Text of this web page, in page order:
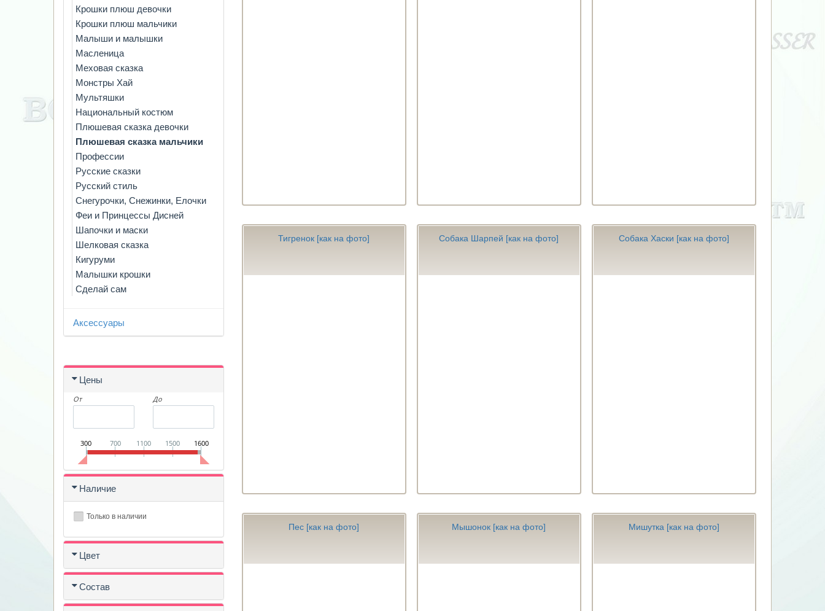
Крошки плюш девочки
Крошки плюш мальчики
Малыши и малышки
Масленица
Меховая сказка
Монстры Хай
Мультяшки
Национальный костюм
Плюшевая сказка девочки
Плюшевая сказка мальчики
Профессии
Русские сказки
Русский стиль
Снегурочки, Снежинки, Елочки
Феи и Принцессы Дисней
Шапочки и маски
Шелковая сказка
Кигуруми
Малышки крошки
Сделай сам
Аксессуары
Цены
От До
300 700 1100 1500 1600
Наличие
Только в наличии
Цвет
Состав
Тигренок [как на фото] Собака Шарпей [как на фото] Собака Хаски [как на фото]
Пес [как на фото] Мышонок [как на фото] Мишутка [как на фото]